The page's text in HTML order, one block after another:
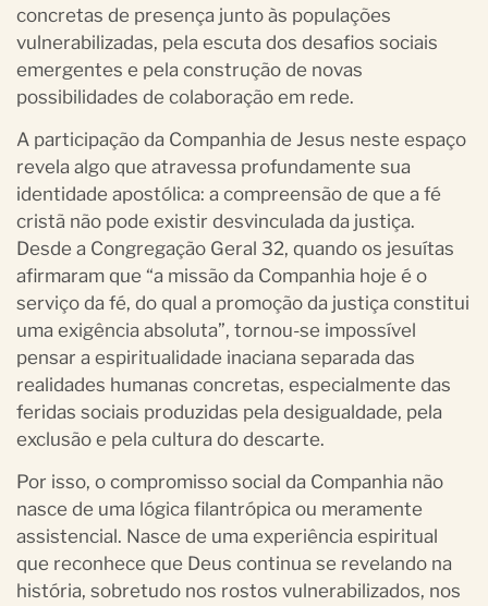
concretas de presença junto às populações
vulnerabilizadas, pela escuta dos desafios sociais
emergentes e pela construção de novas
possibilidades de colaboração em rede.
A participação da Companhia de Jesus neste espaço
revela algo que atravessa profundamente sua
identidade apostólica: a compreensão de que a fé
cristã não pode existir desvinculada da justiça.
Desde a Congregação Geral 32, quando os jesuítas
afirmaram que “a missão da Companhia hoje é o
serviço da fé, do qual a promoção da justiça constitui
uma exigência absoluta”, tornou-se impossível
pensar a espiritualidade inaciana separada das
realidades humanas concretas, especialmente das
feridas sociais produzidas pela desigualdade, pela
exclusão e pela cultura do descarte.
Por isso, o compromisso social da Companhia não
nasce de uma lógica filantrópica ou meramente
assistencial. Nasce de uma experiência espiritual
que reconhece que Deus continua se revelando na
história, sobretudo nos rostos vulnerabilizados, nos